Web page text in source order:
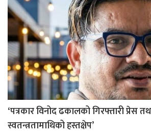
‘पत्रकार विनोद ढकालको गिरफ्तारी प्रेस
स्वतन्त्रतामाथिको हस्तक्षेप’